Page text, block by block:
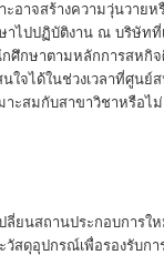
ะอาจสร้างความวุ่นวายห
ไปปฏิบัติงาน ณ บริษัทที่
ศึกษาตามหลักการสหกิ
ใจได้ในช่วงเวลาที่ศูนย์
ะสมกับสาขาวิชาหรือไม่
ลี่ยนสถานประกอบการใ
สดุอุปกรณ์เพื่อรองรับก